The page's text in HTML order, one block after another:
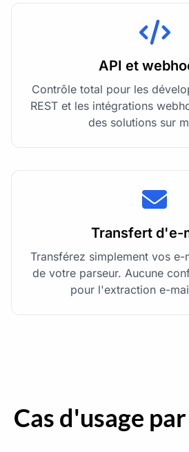
API et
Contrôle total pour les
REST et les intégrations
des solutions sur
Transfert d'e-
Transférez simplement vos
de votre parseur. Aucune
pour l'extraction e-
Cas d'usage